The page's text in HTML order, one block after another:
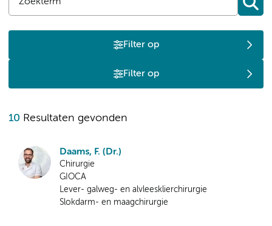
Filter op
Filter op
10 Resultaten gevonden
Daams, F. (Dr.)
Chirurgie
GIOCA
Lever- galweg- en alvleesklierchirurgie
Slokdarm- en maagchirurgie